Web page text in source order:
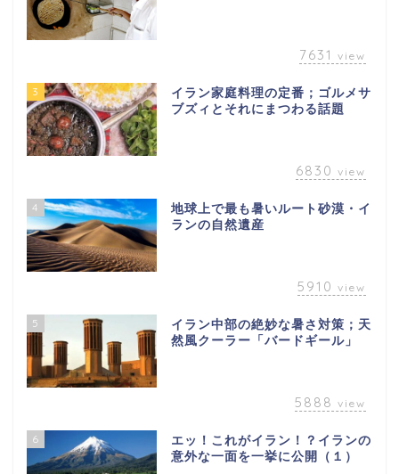
7631 view
3
イラン家庭料理の定番；ゴルメサ
ブズィとそれにまつわる話題
6830 view
4
地球上で最も暑いルート砂漠・イ
ランの自然遺産
5910 view
5
イラン中部の絶妙な暑さ対策；天
然風クーラー「バードギール」
5888 view
6
エッ！これがイラン！？イランの
意外な一面を一挙に公開（１）